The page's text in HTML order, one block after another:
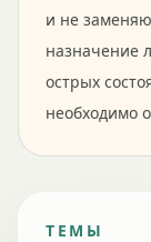
и не
назначение
острых
необходимо
ТЕМЫ